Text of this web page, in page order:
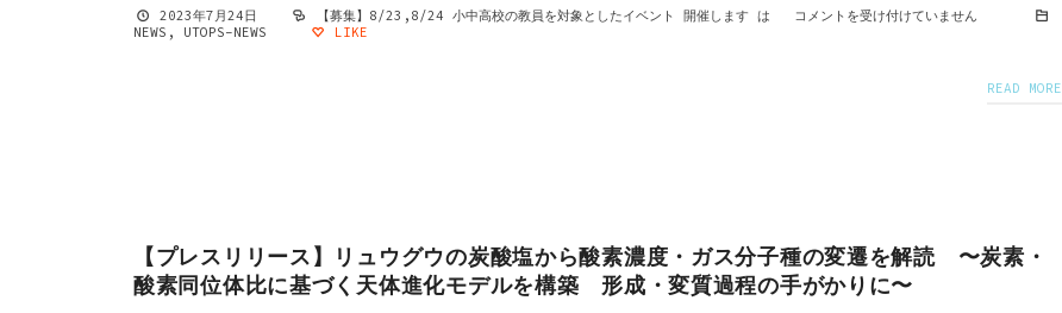
2023年7月24日 【募集】8/23,8/24 小中高校の教員を対象としたイベント 開催します は
コメントを受け付けていません
NEWS , UTOPS-NEWS LIKE
READ MORE
【プレスリリース】リュウグウの炭酸塩から酸素濃度・ガス分子種の変遷を解読 〜炭素・
酸素同位体比に基づく天体進化モデルを構築 形成・変質過程の手がかりに〜